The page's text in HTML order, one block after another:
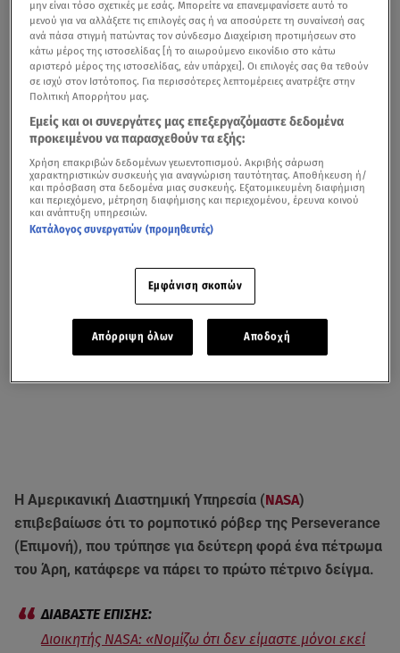
Η Αμερικανική Διαστημική Υπηρεσία (NASA)
επιβεβαίωσε ότι το ρομποτικό ρόβερ της Perseverance
(Επιμονή), που τρύπησε για δεύτερη φορά ένα πέτρωμα
του Άρη, κατάφερε να πάρει το πρώτο πέτρινο δείγμα.
Διοικητής NASA: «Νομίζω ότι δεν είμαστε μόνοι εκεί
μην είναι τόσο σχετικές με εσάς. Μπορείτε να επανεμφανίσετε αυτό το
μενού για να αλλάξετε τις επιλογές σας ή να αποσύρετε τη συναίνεσή σας
ανά πάσα στιγμή πατώντας τον σύνδεσμο Διαχείριση προτιμήσεων στο
κάτω μέρος της ιστοσελίδας [ή το αιωρούμενο εικονίδιο στο κάτω
αριστερό μέρος της ιστοσελίδας, εάν υπάρχει]. Οι επιλογές σας θα τεθούν
σε ισχύ στον Ιστότοπος. Για περισσότερες λεπτομέρειες ανατρέξτε στην
Πολιτική Απορρήτου μας.
Εμείς και οι συνεργάτες μας επεξεργαζόμαστε δεδομένα
προκειμένου να παρασχεθούν τα εξής:
Χρήση επακριβών δεδομένων γεωεντοπισμού. Ακριβής σάρωση
χαρακτηριστικών συσκευής για αναγνώριση ταυτότητας. Αποθήκευση ή/
και πρόσβαση στα δεδομένα μιας συσκευής. Εξατομικευμένη διαφήμιση
και περιεχόμενο, μέτρηση διαφήμισης και περιεχομένου, έρευνα κοινού
και ανάπτυξη υπηρεσιών.
Κατάλογος συνεργατών (προμηθευτές)
Εμφάνιση σκοπών
Απόρριψη όλων Αποδοχή